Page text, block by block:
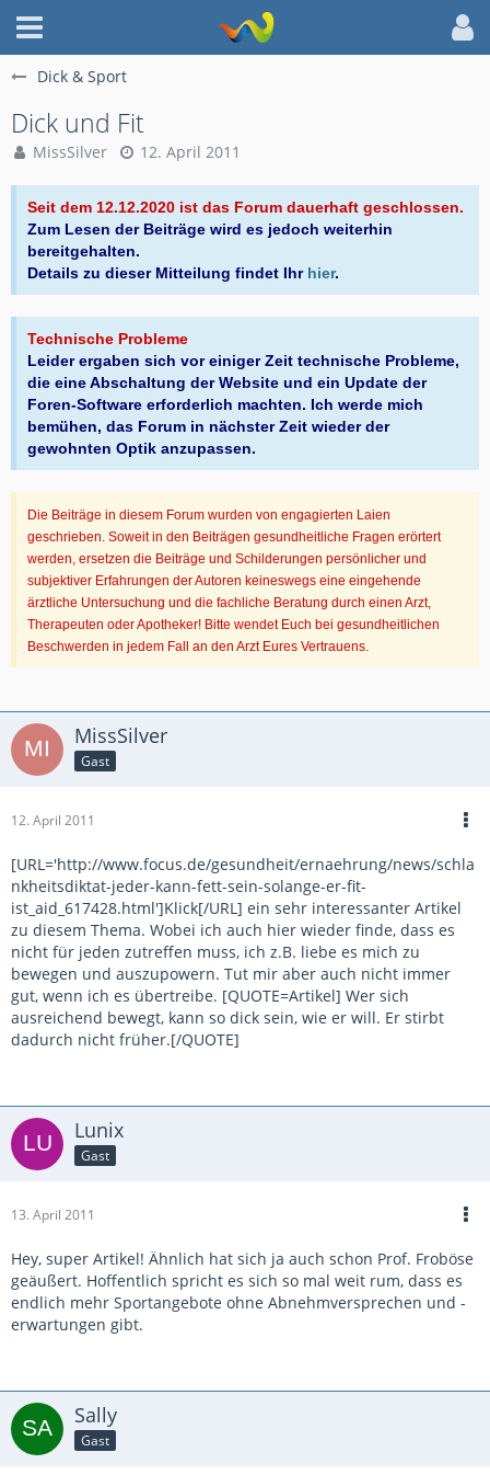
Dick & Sport
Dick und Fit
MissSilver 12. April 2011
Seit dem 12.12.2020 ist das Forum dauerhaft geschlossen.
Zum Lesen der Beiträge wird es jedoch weiterhin
bereitgehalten.
Details zu dieser Mitteilung findet Ihr hier.
Technische Probleme
Leider ergaben sich vor einiger Zeit technische Probleme,
die eine Abschaltung der Website und ein Update der
Foren-Software erforderlich machten. Ich werde mich
bemühen, das Forum in nächster Zeit wieder der
gewohnten Optik anzupassen.
Die Beiträge in diesem Forum wurden von engagierten Laien
geschrieben. Soweit in den Beiträgen gesundheitliche Fragen erörtert
werden, ersetzen die Beiträge und Schilderungen persönlicher und
subjektiver Erfahrungen der Autoren keineswegs eine eingehende
ärztliche Untersuchung und die fachliche Beratung durch einen Arzt,
Therapeuten oder Apotheker! Bitte wendet Euch bei gesundheitlichen
Beschwerden in jedem Fall an den Arzt Eures Vertrauens.
MissSilver
Gast
12. April 2011
[URL='http://www.focus.de/gesundheit/ernaehrung/news/schla
nkheitsdiktat-jeder-kann-fett-sein-solange-er-fit-
ist_aid_617428.html']Klick[/URL] ein sehr interessanter Artikel
zu diesem Thema. Wobei ich auch hier wieder finde, dass es
nicht für jeden zutreffen muss, ich z.B. liebe es mich zu
bewegen und auszupowern. Tut mir aber auch nicht immer
gut, wenn ich es übertreibe. [QUOTE=Artikel] Wer sich
ausreichend bewegt, kann so dick sein, wie er will. Er stirbt
dadurch nicht früher.[/QUOTE]
Lunix
Gast
13. April 2011
Hey, super Artikel! Ähnlich hat sich ja auch schon Prof. Froböse
geäußert. Hoffentlich spricht es sich so mal weit rum, dass es
endlich mehr Sportangebote ohne Abnehmversprechen und -
erwartungen gibt.
Sally
Gast